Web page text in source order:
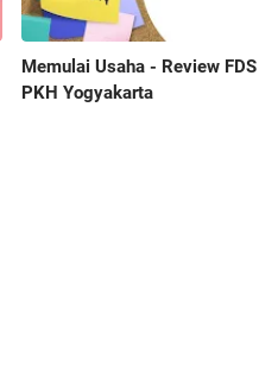
Memulai Usaha - Review FDS
PKH Yogyakarta